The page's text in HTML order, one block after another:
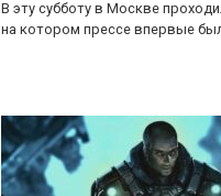
В эту субботу в Москве
на котором прессе впервые